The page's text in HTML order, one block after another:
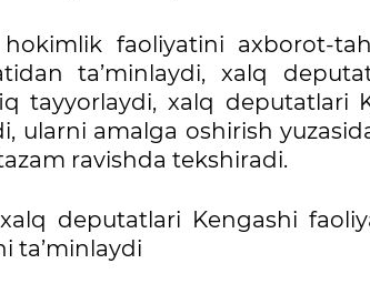
faoliyatini axborot-
ta’minlaydi, xalq
tayyorlaydi, xalq deputatlari
ularni amalga oshirish
ravishda tekshiradi.
deputatlari Kengashi
ta’minlaydi